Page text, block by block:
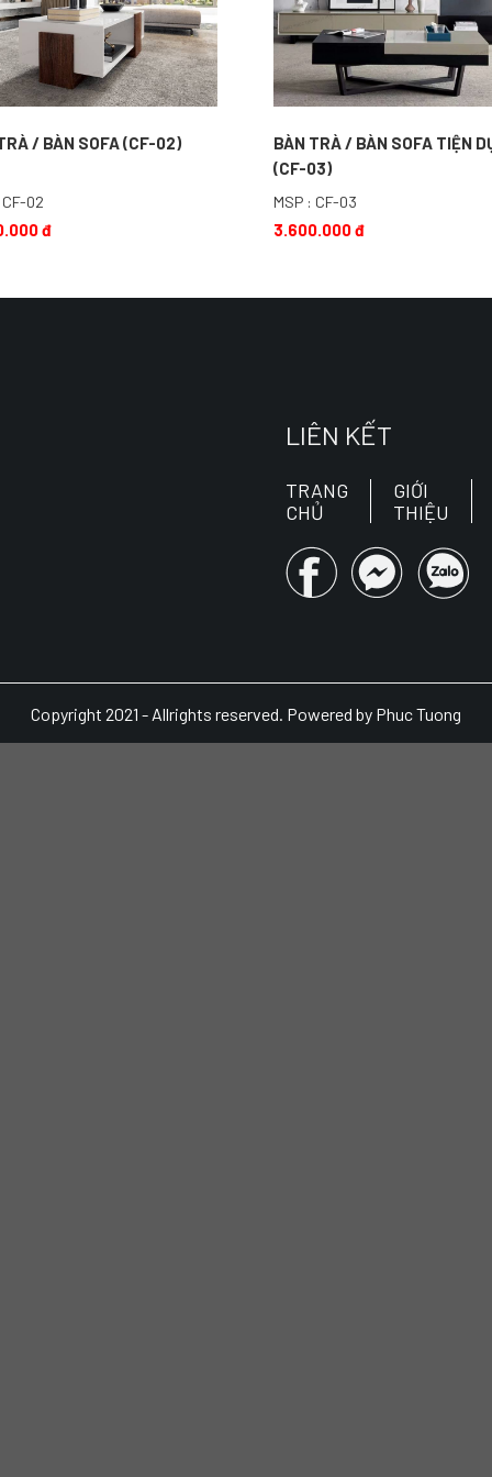
/ BÀN SOFA (CF-02)
02
đ
BÀN TRÀ / BÀN SOFA TIỆN
(CF-03)
MSP : CF-03
3.600.000 đ
LIÊN KẾT
TRANG
CHỦ
GIỚI
THIỆU
Copyright 2021 - Allrights reserved. Powered by Phuc Tuong